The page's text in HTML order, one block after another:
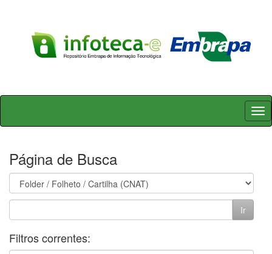
Skip
Página de Busca
Filtros correntes: